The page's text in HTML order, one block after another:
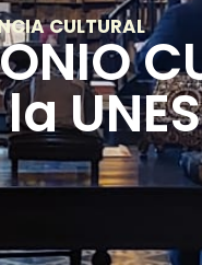
CULTURAL